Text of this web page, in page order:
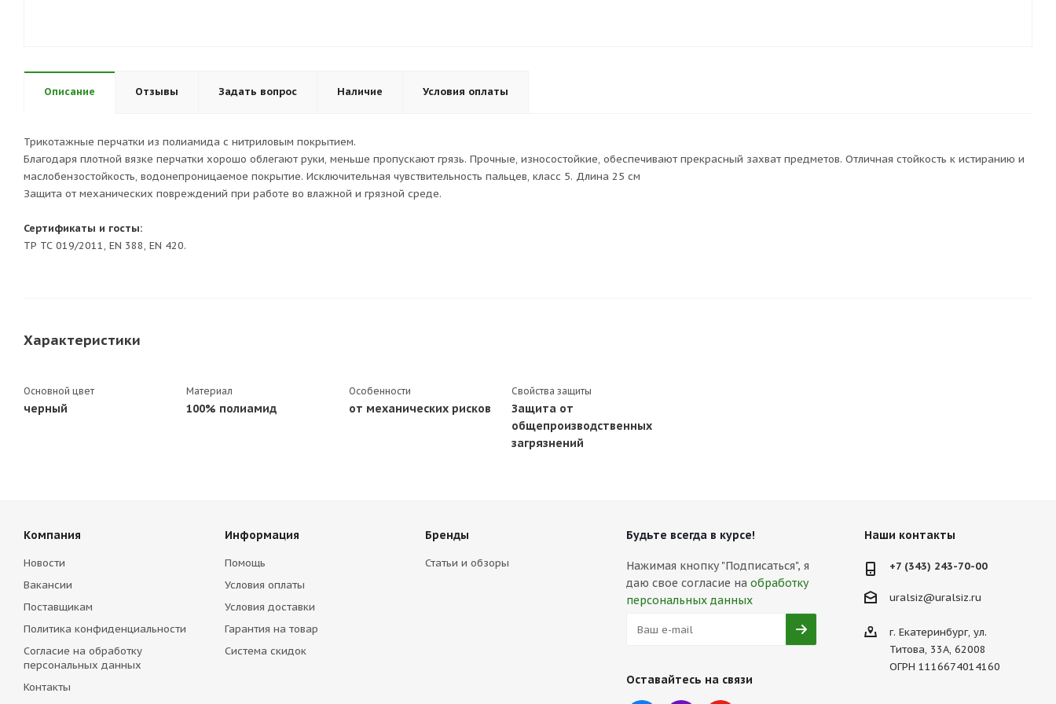
Описание Отзывы Задать вопрос Наличие Условия оплаты
Трикотажные перчатки из полиамида с нитриловым покрытием.
Благодаря плотной вязке перчатки хорошо облегают руки, меньше пропускают грязь. Прочные, износостойкие, обеспечивают прекрасный захват предметов. Отличная стойкость к истиранию и
маслобензостойкость, водонепроницаемое покрытие. Исключительная чувствительность пальцев, класс 5. Длина 25 см
Защита от механических повреждений при работе во влажной и грязной среде.
Сертификаты и госты:
ТР ТС 019/2011, EN 388, EN 420.
Характеристики
Основной цвет
черный
Материал
100% полиамид
Особенности
от механических рисков
Свойства защиты
Защита от
общепроизводственных
загрязнений
Компания
Новости
Вакансии
Поставщикам
Политика конфиденциальности
Согласие на обработку
персональных данных
Контакты
Информация
Помощь
Условия оплаты
Условия доставки
Гарантия на товар
Система скидок
Бренды
Статьи и обзоры
Будьте всегда в курсе!
Нажимая кнопку "Подписаться", я
даю свое согласие на обработку
персональных данных
Оставайтесь на связи
Наши контакты
+7 (343) 243-70-00
uralsiz@uralsiz.ru
г. Екатеринбург, ул.
Титова, 33А, 62008
ОГРН 1116674014160